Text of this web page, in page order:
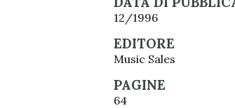
12/1996
EDITORE
Music Sales
PAGINE
64